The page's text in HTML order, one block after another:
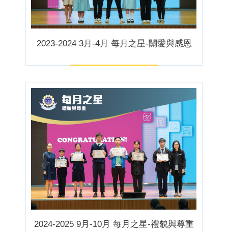
2023-2024 3月-4月 每月之星-關愛與感恩
2024-2025 9月-10月 每月之星-禮貌與尊重